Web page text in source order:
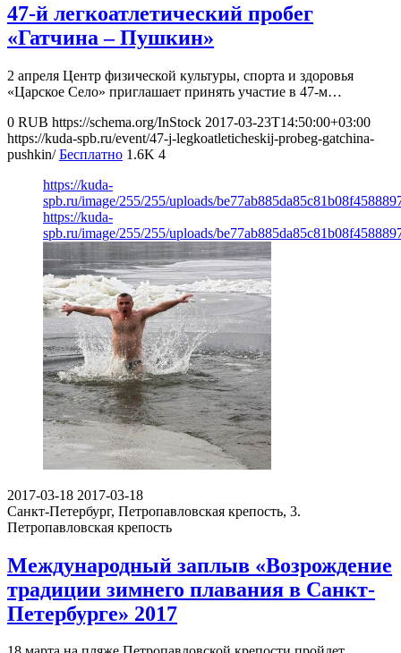
47-й легкоатлетический пробег
«Гатчина – Пушкин»
2 апреля Центр физической культуры, спорта и здоровья
«Царское Село» приглашает принять участие в 47-м…
0 RUB https://schema.org/InStock 2017-03-23T14:50:00+03:00
https://kuda-spb.ru/event/47-j-legkoatleticheskij-probeg-gatchina-
pushkin/ Бесплатно 1.6K 4
https://kuda-
spb.ru/image/255/255/uploads/
https://kuda-
spb.ru/image/255/255/uploads/
2017-03-18 2017-03-18
Санкт-Петербург, Петропавловская крепость, 3.
Петропавловская крепость
Международный заплыв «Возрождение
традиции зимнего плавания в Санкт-
Петербурге» 2017